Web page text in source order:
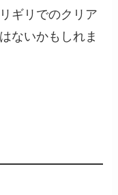
ギリでのクリア
ないかもしれま